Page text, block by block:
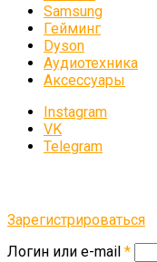
Samsung
Гейминг
Dyson
Аудиотехника
Аксессуары
Instagram
VK
Telegram
Зарегистрироваться
Логин или e-mail *